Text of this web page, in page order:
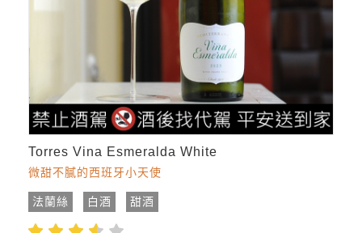
Torres Vina Esmeralda White
微甜不膩的西班牙小天使
法蘭絲 白酒 甜酒